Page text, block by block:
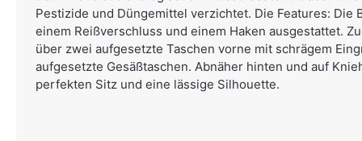
Pestizide und Düngemittel verzichtet. Die Features: Die
einem Reißverschluss und einem Haken ausgestattet.
über zwei aufgesetzte Taschen vorne mit schrägem
aufgesetzte Gesäßtaschen. Abnäher hinten und auf
perfekten Sitz und eine lässige Silhouette.